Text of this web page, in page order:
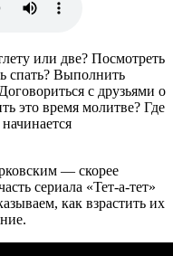
или две? Посмотреть
спать? Выполнить
с друзьями о
это время молитве? Где
— скорее
сериала «Тет-а-тет»
как взрастить их